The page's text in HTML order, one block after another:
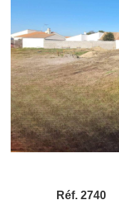
Réf. 2740